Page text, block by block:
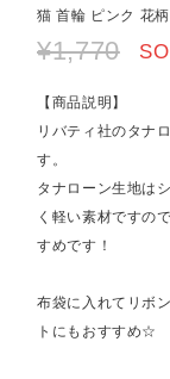
猫 首輪 ピンク 花
¥1,770
【商品説明】
リバティ社のタナ
す。
タナローン生地は
く軽い素材ですの
すめです！
布袋に入れてリボ
トにもおすすめ☆